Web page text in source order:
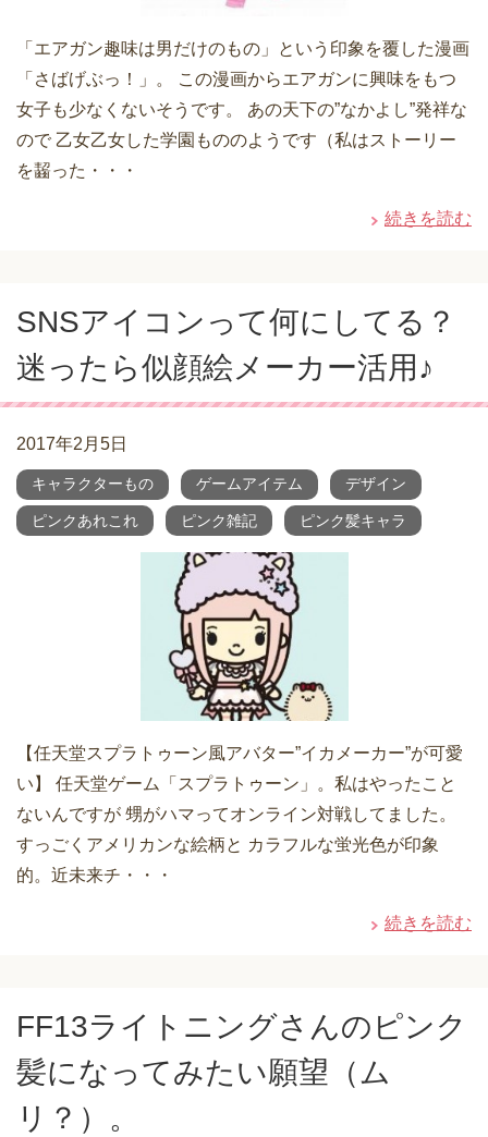
「エアガン趣味は男だけのもの」という印象を覆した漫画
「さばげぶっ！」。 この漫画からエアガンに興味をもつ
女子も少なくないそうです。 あの天下の”なかよし”発祥な
ので 乙女乙女した学園もののようです（私はストーリー
を齧った・・・
続きを読む
SNSアイコンって何にしてる？
迷ったら似顔絵メーカー活用♪
2017年2月5日
キャラクターもの ゲームアイテム デザイン
ピンクあれこれ ピンク雑記 ピンク髪キャラ
【任天堂スプラトゥーン風アバター”イカメーカー”が可愛
い】 任天堂ゲーム「スプラトゥーン」。私はやったこと
ないんですが 甥がハマってオンライン対戦してました。
すっごくアメリカンな絵柄と カラフルな蛍光色が印象
的。近未来チ・・・
続きを読む
FF13ライトニングさんのピンク
髪になってみたい願望（ム
リ？）。